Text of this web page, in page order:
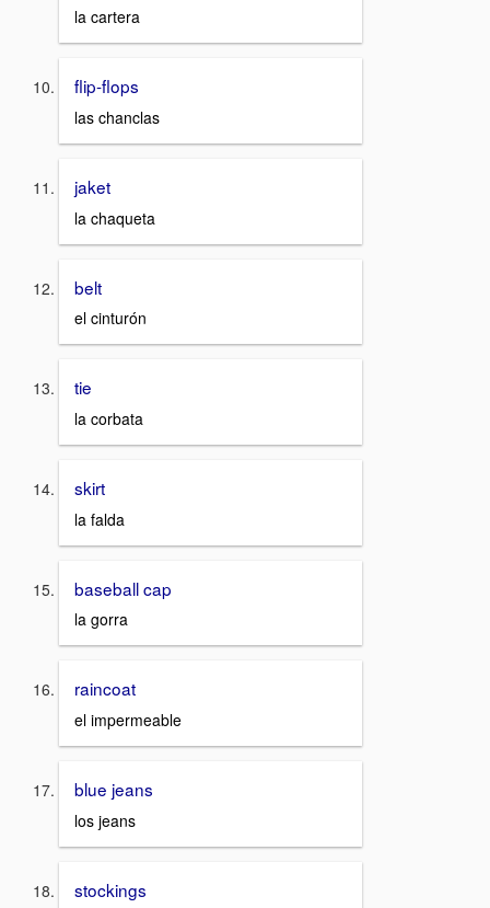
la cartera
flip-flops
las chanclas
jaket
la chaqueta
belt
el cinturón
tie
la corbata
skirt
la falda
baseball cap
la gorra
raincoat
el impermeable
blue jeans
los jeans
stockings